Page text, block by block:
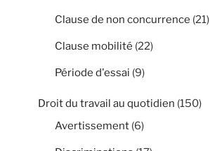
Clause de non concurrence (21)
Clause mobilité (22)
Période d'essai (9)
Droit du travail au quotidien (150)
Avertissement (6)